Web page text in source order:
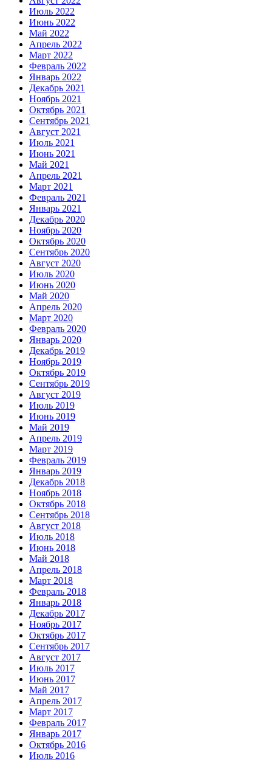
Июль 2022
Июнь 2022
Май 2022
Апрель 2022
Март 2022
Февраль 2022
Январь 2022
Декабрь 2021
Ноябрь 2021
Октябрь 2021
Сентябрь 2021
Август 2021
Июль 2021
Июнь 2021
Май 2021
Апрель 2021
Март 2021
Февраль 2021
Январь 2021
Декабрь 2020
Ноябрь 2020
Октябрь 2020
Сентябрь 2020
Август 2020
Июль 2020
Июнь 2020
Май 2020
Апрель 2020
Март 2020
Февраль 2020
Январь 2020
Декабрь 2019
Ноябрь 2019
Октябрь 2019
Сентябрь 2019
Август 2019
Июль 2019
Июнь 2019
Май 2019
Апрель 2019
Март 2019
Февраль 2019
Январь 2019
Декабрь 2018
Ноябрь 2018
Октябрь 2018
Сентябрь 2018
Август 2018
Июль 2018
Июнь 2018
Май 2018
Апрель 2018
Март 2018
Февраль 2018
Январь 2018
Декабрь 2017
Ноябрь 2017
Октябрь 2017
Сентябрь 2017
Август 2017
Июль 2017
Июнь 2017
Май 2017
Апрель 2017
Март 2017
Февраль 2017
Январь 2017
Октябрь 2016
Июль 2016